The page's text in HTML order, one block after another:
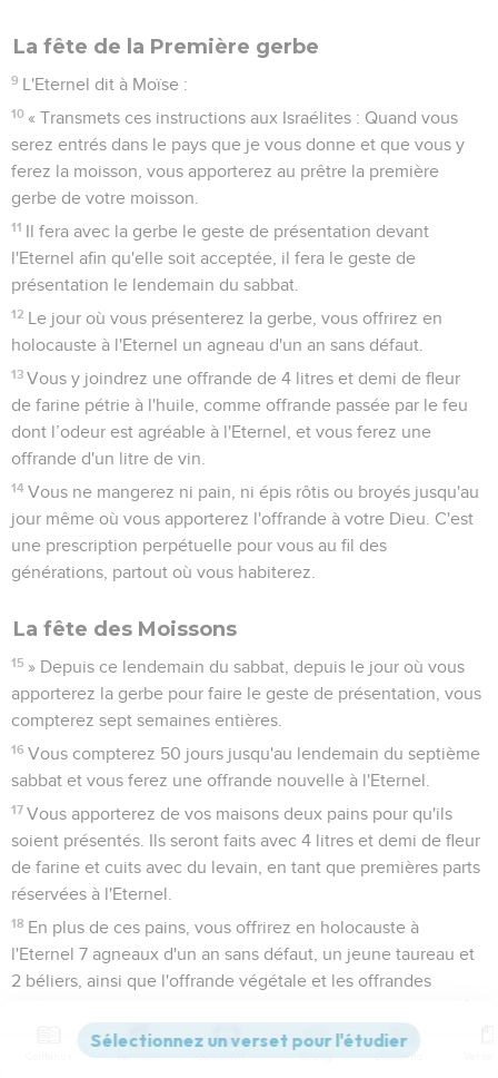
La fête de la Première gerbe
9 L'Eternel dit à Moïse :
10 « Transmets ces instructions aux Israélites : Quand vous
serez entrés dans le pays que je vous donne et que vous y
ferez la moisson, vous apporterez au prêtre la première
gerbe de votre moisson.
11 Il fera avec la gerbe le geste de présentation devant
l'Eternel afin qu'elle soit acceptée, il fera le geste de
présentation le lendemain du sabbat.
12 Le jour où vous présenterez la gerbe, vous offrirez en
holocauste à l'Eternel un agneau d'un an sans défaut.
13 Vous y joindrez une offrande de 4 litres et demi de fleur
de farine pétrie à l'huile, comme offrande passée par le feu
dont l’odeur est agréable à l'Eternel, et vous ferez une
offrande d'un litre de vin.
14 Vous ne mangerez ni pain, ni épis rôtis ou broyés jusqu'au
jour même où vous apporterez l'offrande à votre Dieu. C'est
une prescription perpétuelle pour vous au fil des
générations, partout où vous habiterez.
La fête des Moissons
15 » Depuis ce lendemain du sabbat, depuis le jour où vous
apporterez la gerbe pour faire le geste de présentation, vous
compterez sept semaines entières.
16 Vous compterez 50 jours jusqu'au lendemain du septième
sabbat et vous ferez une offrande nouvelle à l'Eternel.
17 Vous apporterez de vos maisons deux pains pour qu'ils
soient présentés. Ils seront faits avec 4 litres et demi de fleur
de farine et cuits avec du levain, en tant que premières parts
réservées à l'Eternel.
18 En plus de ces pains, vous offrirez en holocauste à
l'Eternel 7 agneaux d'un an sans défaut, un jeune taureau et
2 béliers, ainsi que l'offrande végétale et les offrandes
liquides qui les accompagnent. Ce sera une offrande passée
par le feu dont l’odeur est agréable à l'Eternel.
Versions Commentaires Strong